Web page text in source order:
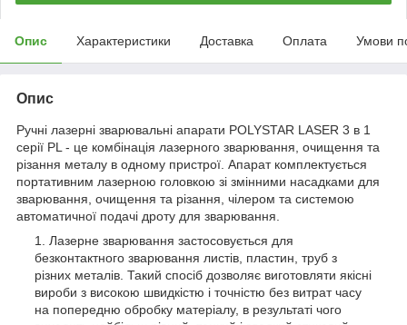
Опис Характеристики Доставка Оплата Умови
Опис
Ручні лазерні зварювальні апарати POLYSTAR LASER 3 в 1
серії PL - це комбінація лазерного зварювання, очищення та
різання металу в одному пристрої. Апарат комплектується
портативним лазерною головкою зі змінними насадками для
зварювання, очищення та різання, чілером та системою
автоматичної подачі дроту для зварювання.
1. Лазерне зварювання застосовується для
безконтактного зварювання листів, пластин, труб з
різних металів. Такий спосіб дозволяє виготовляти якісні
вироби з високою швидкістю і точністю без витрат часу
на попередню обробку матеріалу, в результаті чого